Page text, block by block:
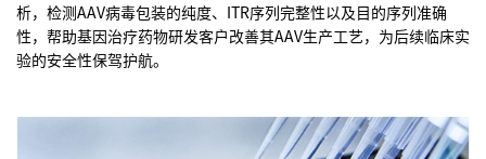
析，检测AAV病毒包装的纯度、 ITR序列完整性以及目的序列准确
性，帮助基因治疗药物研发客户改善其AAV生产工艺，为后续临床实
验的安全性保驾护航。